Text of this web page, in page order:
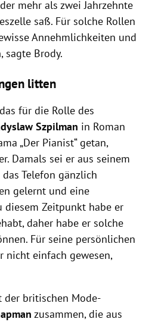
mehr als zwei Jahrzehnte
saß. Für solche Rollen
Annehmlichkeiten und
sagte Brody.
litten
für die Rolle des
Szpilman in Roman
„Der Pianist“ getan,
Damals sei er aus seinem
Telefon gänzlich
gelernt und eine
diesem Zeitpunkt habe er
daher habe er solche
Für seine persönlichen
nicht einfach gewesen,
der britischen Mode-
zusammen, die aus